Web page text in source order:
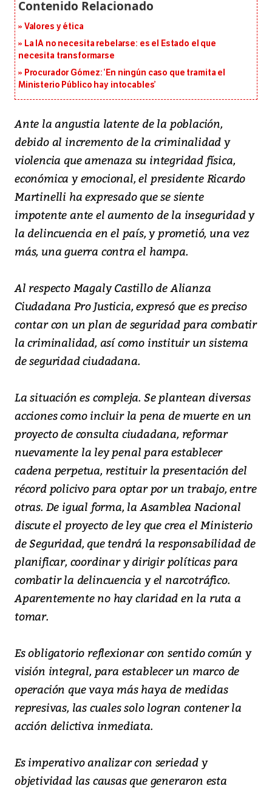
Valores y ética
La IA no necesita rebelarse: es el Estado el que
necesita transformarse
Procurador Gómez: ‘En ningún caso que tramita el
Ministerio Público hay intocables’
Ante la angustia latente de la población,
debido al incremento de la criminalidad y
violencia que amenaza su integridad física,
económica y emocional, el presidente Ricardo
Martinelli ha expresado que se siente
impotente ante el aumento de la inseguridad y
la delincuencia en el país, y prometió, una vez
más, una guerra contra el hampa.
Al respecto Magaly Castillo de Alianza
Ciudadana Pro Justicia, expresó que es preciso
contar con un plan de seguridad para combatir
la criminalidad, así como instituir un sistema
de seguridad ciudadana.
La situación es compleja. Se plantean diversas
acciones como incluir la pena de muerte en un
proyecto de consulta ciudadana, reformar
nuevamente la ley penal para establecer
cadena perpetua, restituir la presentación del
récord policivo para optar por un trabajo, entre
otras. De igual forma, la Asamblea Nacional
discute el proyecto de ley que crea el Ministerio
de Seguridad, que tendrá la responsabilidad de
planificar, coordinar y dirigir políticas para
combatir la delincuencia y el narcotráfico.
Aparentemente no hay claridad en la ruta a
tomar.
Es obligatorio reflexionar con sentido común y
visión integral, para establecer un marco de
operación que vaya más haya de medidas
represivas, las cuales solo logran contener la
acción delictiva inmediata.
Es imperativo analizar con seriedad y
objetividad las causas que generaron esta